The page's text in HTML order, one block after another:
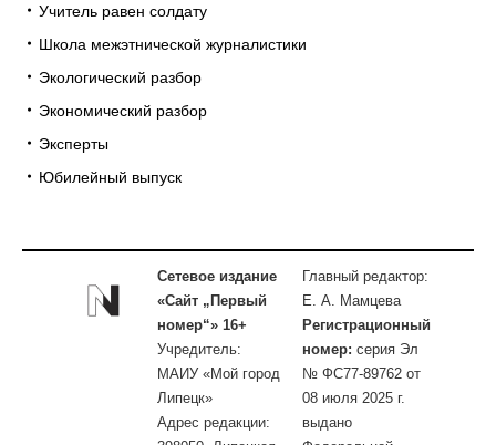
Учитель равен солдату
Школа межэтнической журналистики
Экологический разбор
Экономический разбор
Эксперты
Юбилейный выпуск
Сетевое издание
«Сайт „Первый
номер“» 16+
Учредитель:
МАИУ «Мой город
Липецк»
Адрес редакции:
Главный редактор:
Е. А. Мамцева
Регистрационный
номер: серия Эл
№ ФС77-89762 от
08 июля 2025 г.
выдано